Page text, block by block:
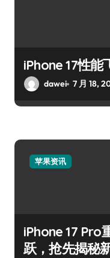
iPhone 17性
dawei 7 月 18,
苹果资讯
iPhone 17 Pro
跃，抢先揭秘